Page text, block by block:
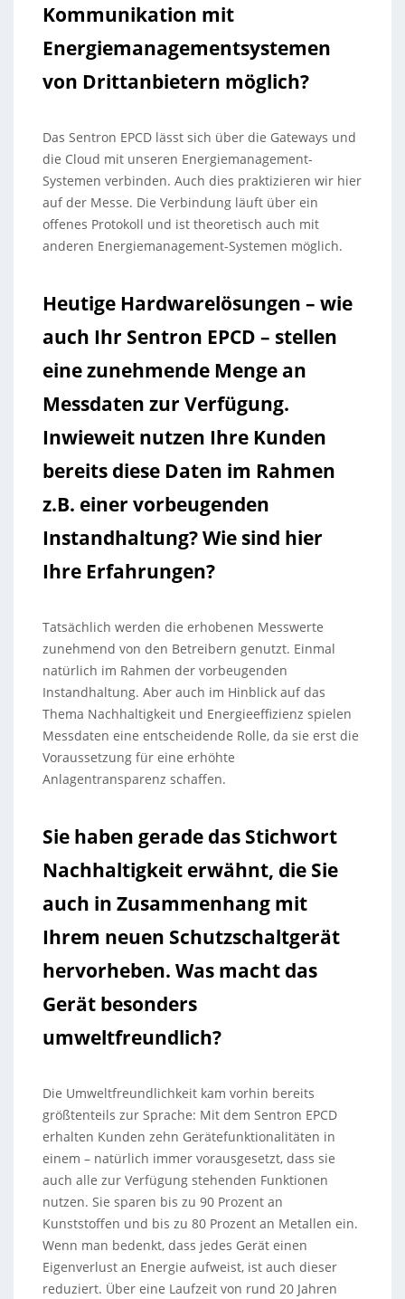
Kommunikation mit
Energiemanagementsystemen
von Drittanbietern möglich?
Das Sentron EPCD lässt sich über die Gateways und
die Cloud mit unseren Energiemanagement-
Systemen verbinden. Auch dies praktizieren wir hier
auf der Messe. Die Verbindung läuft über ein
offenes Protokoll und ist theoretisch auch mit
anderen Energiemanagement-Systemen möglich.
Heutige Hardwarelösungen – wie
auch Ihr Sentron EPCD – stellen
eine zunehmende Menge an
Messdaten zur Verfügung.
Inwieweit nutzen Ihre Kunden
bereits diese Daten im Rahmen
z.B. einer vorbeugenden
Instandhaltung? Wie sind hier
Ihre Erfahrungen?
Tatsächlich werden die erhobenen Messwerte
zunehmend von den Betreibern genutzt. Einmal
natürlich im Rahmen der vorbeugenden
Instandhaltung. Aber auch im Hinblick auf das
Thema Nachhaltigkeit und Energieeffizienz spielen
Messdaten eine entscheidende Rolle, da sie erst die
Voraussetzung für eine erhöhte
Anlagentransparenz schaffen.
Sie haben gerade das Stichwort
Nachhaltigkeit erwähnt, die Sie
auch in Zusammenhang mit
Ihrem neuen Schutzschaltgerät
hervorheben. Was macht das
Gerät besonders
umweltfreundlich?
Die Umweltfreundlichkeit kam vorhin bereits
größtenteils zur Sprache: Mit dem Sentron EPCD
erhalten Kunden zehn Gerätefunktionalitäten in
einem – natürlich immer vorausgesetzt, dass sie
auch alle zur Verfügung stehenden Funktionen
nutzen. Sie sparen bis zu 90 Prozent an
Kunststoffen und bis zu 80 Prozent an Metallen ein.
Wenn man bedenkt, dass jedes Gerät einen
Eigenverlust an Energie aufweist, ist auch dieser
reduziert. Über eine Laufzeit von rund 20 Jahren